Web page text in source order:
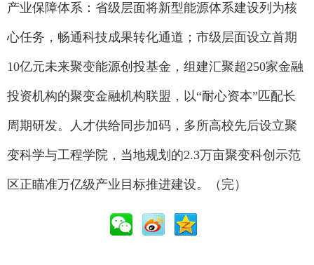
产业保障体系：省级层面将新型能源体系建设列为核
心任务，畅通科技成果转化通道；市级层面设立首期
10亿元未来聚变能源创投基金，组建汇聚超250家金融
投资机构的聚变金融机构联盟，以“耐心资本”匹配长
周期研发。人才供给同步加码，多所高校先后设立聚
变科学与工程学院，当地规划的2.3万亩聚变科创示范
区正瞄准万亿级产业目标推进建设。（完）